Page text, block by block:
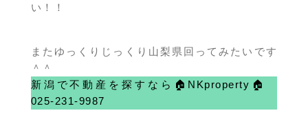
い！！
またゆっくりじっくり山梨県回ってみたいです
＾＾
新潟で不動産を探すなら🏠NKproperty🏠
025-231-9987